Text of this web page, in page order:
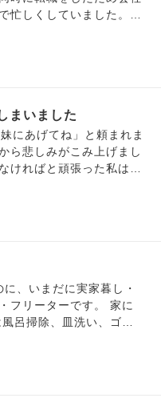
乗りで首を絞められたこ
ともあります。 (未だに
か分かりません。 しか
のに疲れました。将来介
。兄と妹はいますが離れ
いるのであてになりませ
して県外に行きました)
強に集中させてあげたい
れば良いと思います
忙しくしていました。
と、なかなかゆっくり話
事もあり親族の食事会前
絡をしてくれたことで
をしりました。 息子
そうと 主人が３人でラ
れたのですが １年前に
をかってしまいまし
ても旦那さんが私をおか
かされました。。 結婚
対しての不信感を抱かせ
人と思われているよう
まいました
にあげてね」と頼まれま
ら悲しみがこみ上げまし
ければと頑張った私は、
言われます。何十年も前
現在のパートナーが相続
お金を請求しています。
います。80代でガン闘病
けるよう妹に何度も頼み
たい不用品がたくさんあ
、いまだに実家暮し・
フリーターです。 家に
呂掃除、皿洗い、ゴミ
。しかしそんなの中学生
。 そんな自立出来てな